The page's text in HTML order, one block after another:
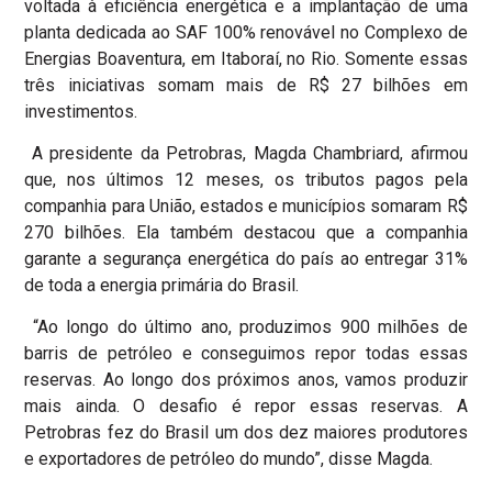
voltada à eficiência energética e a implantação de uma
planta dedicada ao SAF 100% renovável no Complexo de
Energias Boaventura, em Itaboraí, no Rio. Somente essas
três iniciativas somam mais de R$ 27 bilhões em
investimentos.
A presidente da Petrobras, Magda Chambriard, afirmou
que, nos últimos 12 meses, os tributos pagos pela
companhia para União, estados e municípios somaram R$
270 bilhões. Ela também destacou que a companhia
garante a segurança energética do país ao entregar 31%
de toda a energia primária do Brasil.
“Ao longo do último ano, produzimos 900 milhões de
barris de petróleo e conseguimos repor todas essas
reservas. Ao longo dos próximos anos, vamos produzir
mais ainda. O desafio é repor essas reservas. A
Petrobras fez do Brasil um dos dez maiores produtores
e exportadores de petróleo do mundo”, disse Magda.